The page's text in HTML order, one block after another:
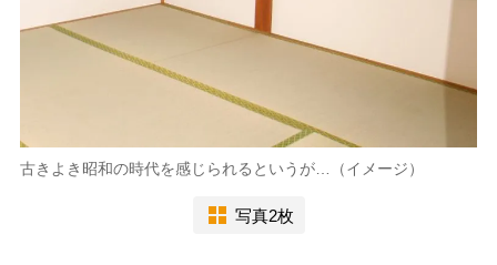
古きよき昭和の時代を感じられるというが…（イメージ）
写真2枚